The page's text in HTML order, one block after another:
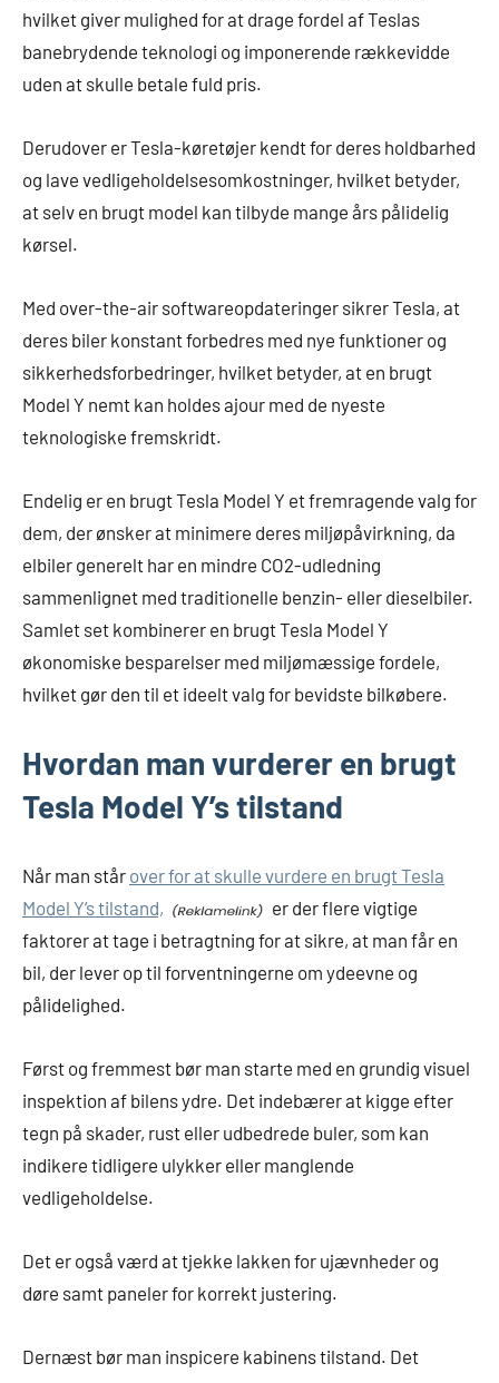
hvilket giver mulighed for at drage fordel af Teslas
banebrydende teknologi og imponerende rækkevidde
uden at skulle betale fuld pris.
Derudover er Tesla-køretøjer kendt for deres holdbarhed
og lave vedligeholdelsesomkostninger, hvilket betyder,
at selv en brugt model kan tilbyde mange års pålidelig
kørsel.
Med over-the-air softwareopdateringer sikrer Tesla, at
deres biler konstant forbedres med nye funktioner og
sikkerhedsforbedringer, hvilket betyder, at en brugt
Model Y nemt kan holdes ajour med de nyeste
teknologiske fremskridt.
Endelig er en brugt Tesla Model Y et fremragende valg for
dem, der ønsker at minimere deres miljøpåvirkning, da
elbiler generelt har en mindre CO2-udledning
sammenlignet med traditionelle benzin- eller dieselbiler.
Samlet set kombinerer en brugt Tesla Model Y
økonomiske besparelser med miljømæssige fordele,
hvilket gør den til et ideelt valg for bevidste bilkøbere.
Hvordan man vurderer en brugt
Tesla Model Y’s tilstand
Når man står over for at skulle vurdere en brugt Tesla
Model Y’s tilstand,
er der flere vigtige
faktorer at tage i betragtning for at sikre, at man får en
bil, der lever op til forventningerne om ydeevne og
pålidelighed.
Først og fremmest bør man starte med en grundig visuel
inspektion af bilens ydre. Det indebærer at kigge efter
tegn på skader, rust eller udbedrede buler, som kan
indikere tidligere ulykker eller manglende
vedligeholdelse.
Det er også værd at tjekke lakken for ujævnheder og
døre samt paneler for korrekt justering.
Dernæst bør man inspicere kabinens tilstand. Det